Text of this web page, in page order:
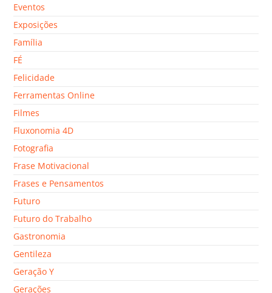
Eventos
Exposições
Família
FÉ
Felicidade
Ferramentas Online
Filmes
Fluxonomia 4D
Fotografia
Frase Motivacional
Frases e Pensamentos
Futuro
Futuro do Trabalho
Gastronomia
Gentileza
Geração Y
Gerações